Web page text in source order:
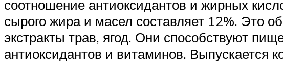
соотношение антиоксидантов и жирных
сырого жира и масел составляет 12%. Это
экстракты трав, ягод. Они способствуют
антиоксидантов и витаминов. Выпускается